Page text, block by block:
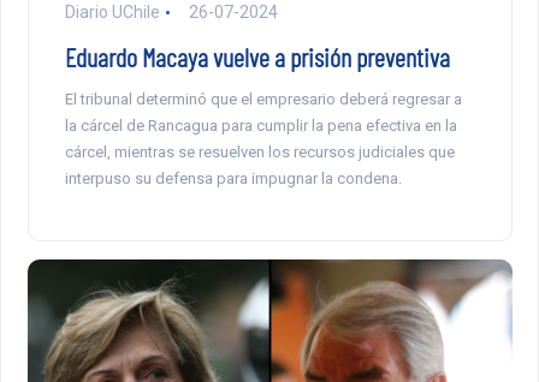
Diario UChile 26-07-2024
Eduardo Macaya vuelve a prisión preventiva
El tribunal determinó que el empresario deberá regresar a
la cárcel de Rancagua para cumplir la pena efectiva en la
cárcel, mientras se resuelven los recursos judiciales que
interpuso su defensa para impugnar la condena.